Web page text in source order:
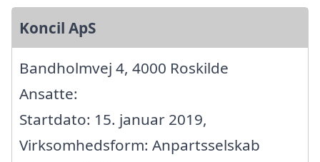
Koncil ApS
Bandholmvej 4, 4000 Roskilde
Ansatte:
Startdato: 15. januar 2019,
Virksomhedsform: Anpartsselskab